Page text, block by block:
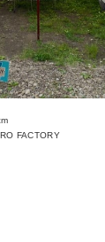
FACTORY